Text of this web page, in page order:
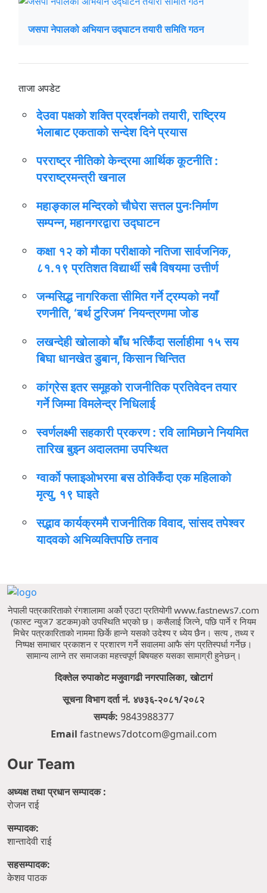
जसपा नेपालको अभियान उद्घाटन तयारी समिति गठन
ताजा अपडेट
देउवा पक्षको शक्ति प्रदर्शनको तयारी, राष्ट्रिय
भेलाबाट एकताको सन्देश दिने प्रयास
परराष्ट्र नीतिको केन्द्रमा आर्थिक कूटनीति :
परराष्ट्रमन्त्री खनाल
महाङ्काल मन्दिरको चौघेरा सत्तल पुनःनिर्माण
सम्पन्न, महानगरद्वारा उद्घाटन
कक्षा १२ को मौका परीक्षाको नतिजा सार्वजनिक,
८१.१९ प्रतिशत विद्यार्थी सबै विषयमा उत्तीर्ण
जन्मसिद्ध नागरिकता सीमित गर्ने ट्रम्पको नयाँ
रणनीति, ‘बर्थ टुरिजम’ नियन्त्रणमा जोड
लखन्देही खोलाको बाँध भत्किँदा सर्लाहीमा १५ सय
बिघा धानखेत डुबान, किसान चिन्तित
कांग्रेस इतर समूहको राजनीतिक प्रतिवेदन तयार
गर्ने जिम्मा विमलेन्द्र निधिलाई
स्वर्णलक्ष्मी सहकारी प्रकरण : रवि लामिछाने नियमित
तारिख बुझ्न अदालतमा उपस्थित
ग्वार्को फ्लाइओभरमा बस ठोक्किँदा एक महिलाको
मृत्यु, १९ घाइते
सद्भाव कार्यक्रममै राजनीतिक विवाद, सांसद तपेश्वर
यादवको अभिव्यक्तिपछि तनाव
नेपाली पत्रकारिताको रंगशालामा अर्को एउटा प्रतियोगी www.fastnews7.com
(फास्ट न्युज7 डटकम)को उपस्थिति भएको छ।कसैलाई जित्ने, पछि पार्ने र नियम
मिचेर पत्रकारिताको नाममा छिर्के हान्ने यसको उदेश्य र ध्येय छैन।सत्य , तथ्य र
निष्पक्ष समाचार प्रकाशन र प्रशारण गर्ने सवालमा आफै संग प्रतिस्पर्धा गर्नेछ।
सामान्य लाग्ने तर समाजका महत्त्वपूर्ण बिषयहरु यसका सामाग्री हुनेछन्।
दिक्तेल रुपाकोट मजुवागढी नगरपालिका, खोटागं
सूचना विभाग दर्ता नं. ४७३६-२०८१/२०८२
सम्पर्क: 9843988377
Email fastnews7dotcom@gmail.com
Our Team
अध्यक्ष तथा प्रधान सम्पादक :
रोजन राई
सम्पादक:
शान्तादेवी राई
सहसम्पादक:
केशव पाठक